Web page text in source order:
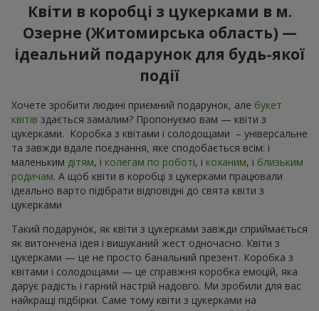
Квіти в коробці з цукерками в м.
Озерне (Житомирська область) —
ідеальний подарунок для будь-якої
події
Хочете зробити людині приємний подарунок, але букет
квітів здається замалим? Пропонуємо вам — квіти з
цукерками. Коробка з квітами і солодощами – універсальне
та завжди вдале поєднання, яке сподобається всім: і
маленьким дітям, і колегам по роботі, і коханим, і близьким
родичам. А щоб квіти в коробці з цукерками працювали
ідеально варто підібрати відповідні до свята квіти з
цукерками
Такий подарунок, як квіти з цукерками завжди сприймається
як витончена ідея і вишуканий жест одночасно. Квіти з
цукерками — це не просто банальний презент. Коробка з
квітами і солодощами — це справжня коробка емоцій, яка
дарує радість і гарний настрій надовго. Ми зробили для вас
найкращі підбірки. Саме тому квіти з цукерками на